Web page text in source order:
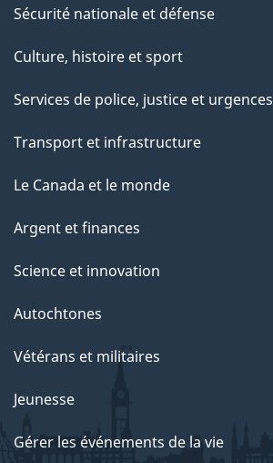
Sécurité nationale et défense
Culture, histoire et sport
Services de police, justice et urgences
Transport et infrastructure
Le Canada et le monde
Argent et finances
Science et innovation
Autochtones
Vétérans et militaires
Jeunesse
Gérer les événements de la vie